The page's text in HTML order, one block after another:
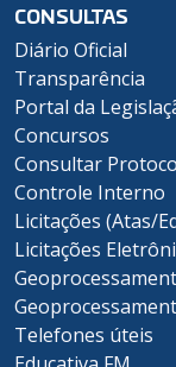
CONSULTAS
Diário Oficial
Transparência
Portal da
Concursos
Consultar
Controle Interno
Licitações (Atas/
Licitações
Telefones úteis